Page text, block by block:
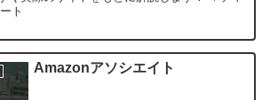
ト
Amazonアソシエイト